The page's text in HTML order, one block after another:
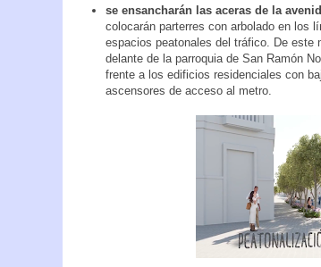
se ensancharán las aceras de la
colocarán parterres con arbolado en los
espacios peatonales del tráfico. De este
delante de la parroquia de San Ramón
frente a los edificios residenciales con
ascensores de acceso al metro.